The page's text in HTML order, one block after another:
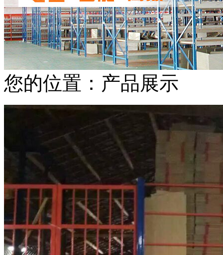
您的位置：产品展示